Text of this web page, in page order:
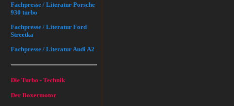
Fachpresse / Literatur Porsche
930 turbo
Fachpresse / Literatur Ford
Streetka
Fachpresse / Literatur Audi A2
Die Turbo - Technik
Der Boxermotor